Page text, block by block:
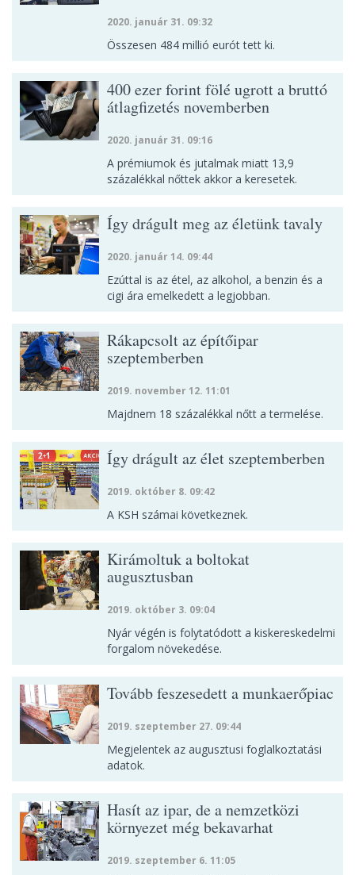
2020. január 31. 09:32
Összesen 484 millió eurót tett ki.
400 ezer forint fölé ugrott a bruttó
átlagfizetés novemberben
2020. január 31. 09:16
A prémiumok és jutalmak miatt 13,9
százalékkal nőttek akkor a keresetek.
Így drágult meg az életünk tavaly
2020. január 14. 09:44
Ezúttal is az étel, az alkohol, a benzin és a
cigi ára emelkedett a legjobban.
Rákapcsolt az építőipar
szeptemberben
2019. november 12. 11:01
Majdnem 18 százalékkal nőtt a termelése.
Így drágult az élet szeptemberben
2019. október 8. 09:42
A KSH számai következnek.
Kirámoltuk a boltokat
augusztusban
2019. október 3. 09:04
Nyár végén is folytatódott a kiskereskedelmi
forgalom növekedése.
Tovább feszesedett a munkaerőpiac
2019. szeptember 27. 09:44
Megjelentek az augusztusi foglalkoztatási
adatok.
Hasít az ipar, de a nemzetközi
környezet még bekavarhat
2019. szeptember 6. 11:05